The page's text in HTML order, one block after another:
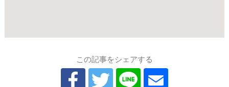
この記事をシェアする